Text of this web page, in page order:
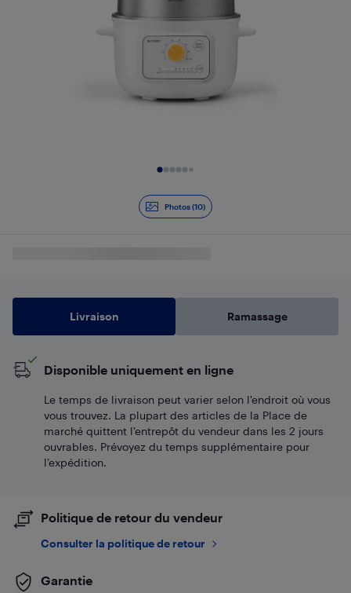
Photos (10)
Livraison Ramassage
Disponible uniquement en ligne
Le temps de livraison peut varier selon l'endroit où vous
vous trouvez. La plupart des articles de la Place de
marché quittent l’entrepôt du vendeur dans les 2 jours
ouvrables. Prévoyez du temps supplémentaire pour
l’expédition.
Politique de retour du vendeur
Consulter la politique de retour
Garantie